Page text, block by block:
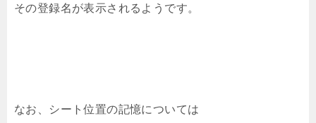
その登録名が表示されるようです。
なお、シート位置の記憶については